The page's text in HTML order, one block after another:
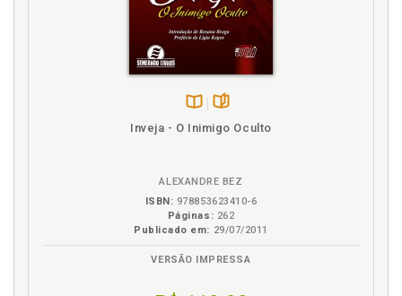
Inveja - O Inimigo Oculto
ALEXANDRE BEZ
ISBN: 978853623410-6
Páginas: 262
Publicado em: 29/07/2011
VERSÃO IMPRESSA